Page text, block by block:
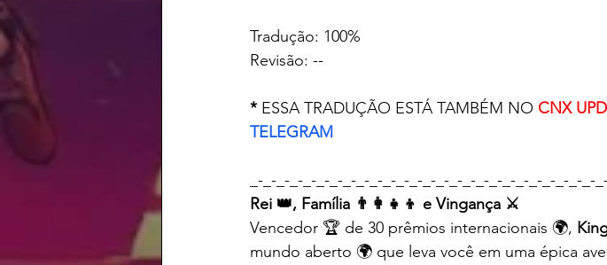
Revisão: --
* ESSA TRADUÇÃO ESTÁ TAMBÉM NO CNX
TELEGRAM
_-_-_-_-_-_-_-_-_-_-_-_-_-_-_-_-_-_-_-_-_-_-_-_-_-
Rei 👑, Família 👨‍👩‍👧‍👦 e Vingança ⚔️
Vencedor 🏆 de 30 prêmios internacionais 🌍,
mundo aberto 🌍 que leva você em uma épica